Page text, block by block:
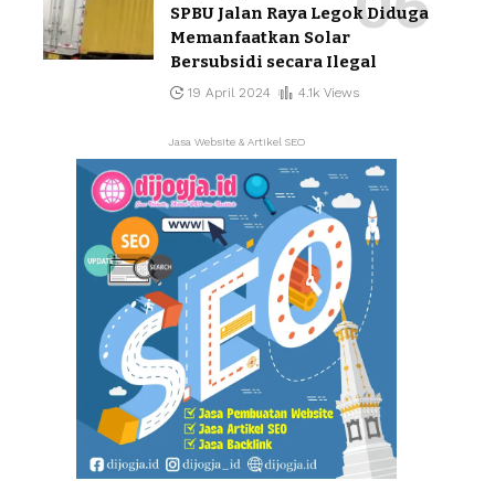
SPBU Jalan Raya Legok Diduga
Memanfaatkan Solar
Bersubsidi secara Ilegal
19 April 2024 4.1k Views
Jasa Website & Artikel SEO